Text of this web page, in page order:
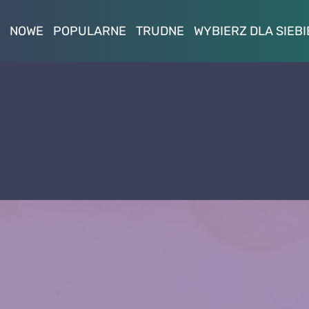
NOWE POPULARNE TRUDNE WYBIERZ DLA